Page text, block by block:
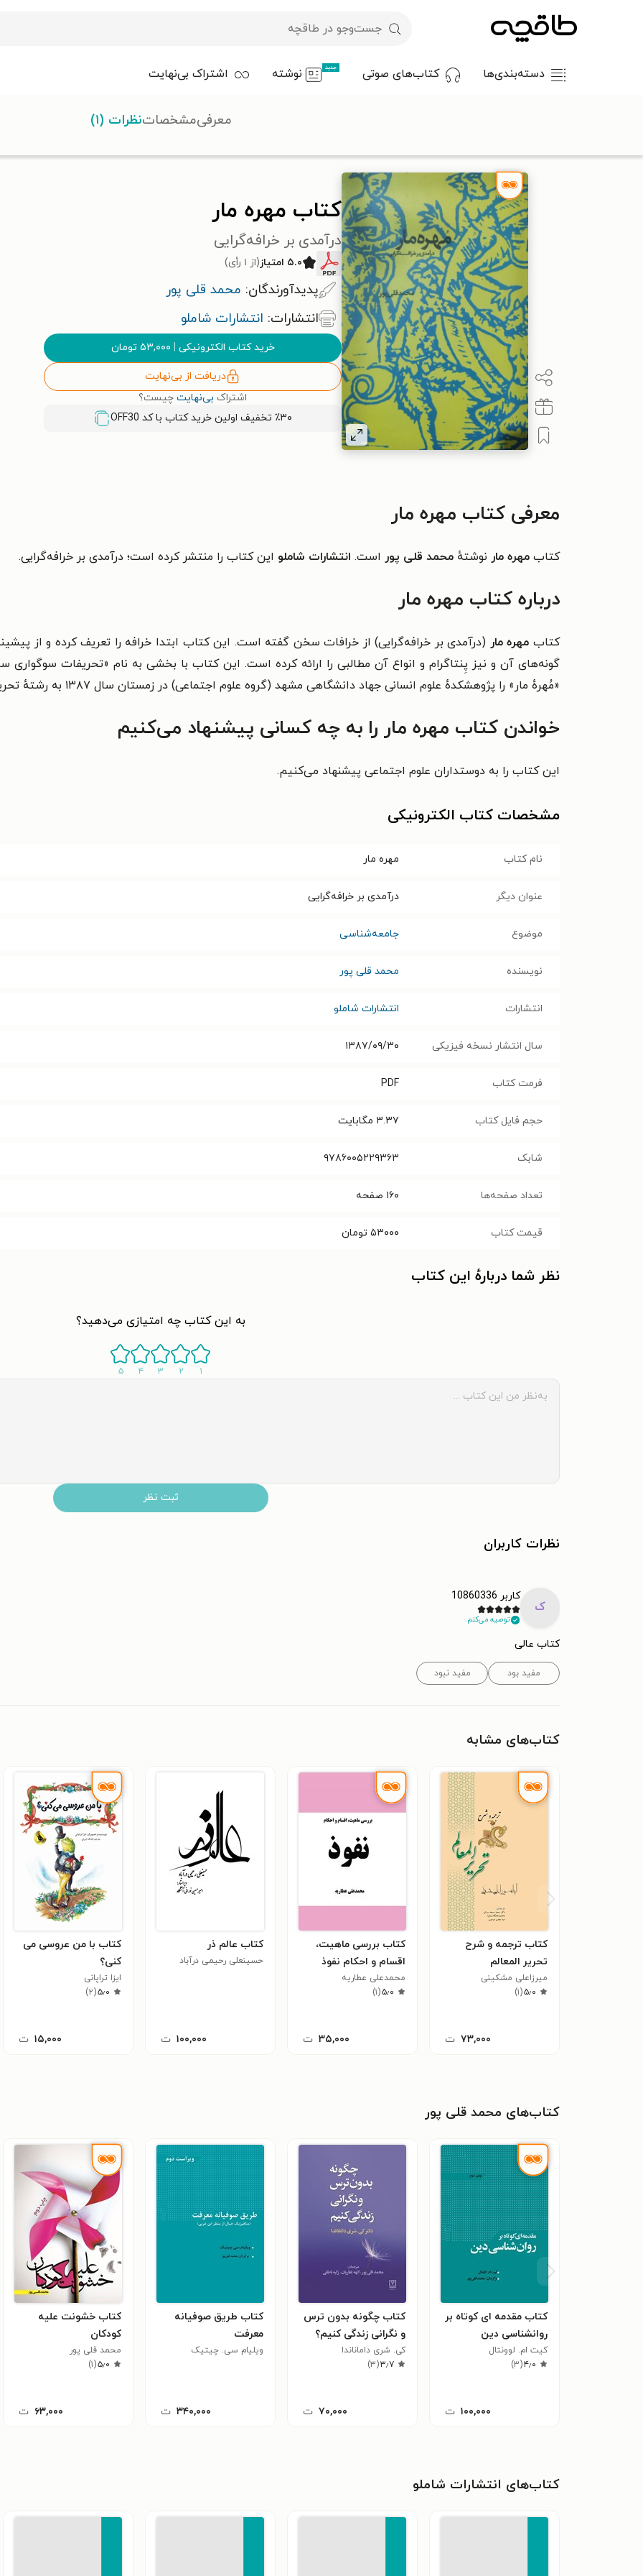
دسته‌بندی‌ها کتاب‌های صوتی جدید نوشته اشتراک بی‌نهایت
کتاب مهره مار
درآمدی بر خرافه‌گرایی
۵.۰ امتیاز (از ۱ رأی)
پدیدآورندگان: محمد قلی پور
انتشارات: انتشارات شاملو
خرید کتاب الکترونیکی ۵۳,۰۰۰ تومان
دریافت از بی‌نهایت
اشتراک بی‌نهایت چیست؟
٪۳۰ تخفیف اولین خرید کتاب با کد
OFF30
معرفیمشخصاتنظرات (۱)
معرفی کتاب مهره مار
کتاب مهره مار نوشتهٔ محمد قلی پور است. انتشارات شاملو این کتاب را منتشر کرده است؛ درآمدی بر خرافه‌گرایی.
درباره کتاب مهره مار
کتاب مهره مار (درآمدی بر خرافه‌گرایی) از خرافات سخن گفته است. این کتاب ابتدا خرافه را تعریف کرده و از
گونه‌های آن و نیز پِنتاگرام و انواع آن مطالبی را ارائه کرده است. این کتاب با بخشی به نام «تحریفات
«مُهرهٔ مار» را پژوهشکدهٔ علوم انسانی جهاد دانشگاهی مشهد (گروه علوم اجتماعی) در زمستان سال ۱۳۸۷ به رشتهٔ تحریر درآورده است.
خواندن کتاب مهره مار را به چه کسانی پیشنهاد می‌کنیم
این کتاب را به دوستداران علوم اجتماعی پیشنهاد می‌کنیم.
مشخصات کتاب الکترونیکی
نام کتاب مهره مار
عنوان دیگر درآمدی بر خرافه‌گرایی
موضوع جامعه‌شناسی
نویسنده محمد قلی پور
انتشارات انتشارات شاملو
سال انتشار نسخه فیزیکی ۱۳۸۷/۰۹/۳۰
فرمت کتاب PDF
حجم فایل کتاب ۳.۳۷ مگابایت
شابک ۹۷۸۶۰۰۵۲۲۹۳۶۳
تعداد صفحه‌ها ۱۶۰ صفحه
قیمت کتاب ۵۳۰۰۰ تومان
نظر شما دربارهٔ این کتاب
به این کتاب چه امتیازی می‌دهید؟
۱ ۲ ۳ ۴ ۵
ثبت نظر
نظرات کاربران
ک
کاربر 10860336
توصیه می‌کنم.
کتاب عالی
مفید بود مفید نبود
کتاب‌های مشابه
کتاب ترجمه و شرح
تحریر المعالم
میرزاعلی مشکینی
۵٫۰(۱)
۷۳,۰۰۰ ت
کتاب بررسی ماهیت،
اقسام و احکام نفوذ
محمدعلی عطاریه
۵٫۰(۱)
۳۵,۰۰۰ ت
کتاب عالم ذر
حسینعلی رحیمی درآباد
۱۰۰,۰۰۰ ت
کتاب با من عروسی می
کنی؟
ایزا تراپانی
۵٫۰(۲)
۱۵,۰۰۰ ت
کتاب‌های محمد قلی پور
کتاب مقدمه ای کوتاه بر
روانشناسی دین
کیت ام. لوونتال
۴٫۰(۳)
۱۰۰,۰۰۰ ت
کتاب چگونه بدون ترس
و نگرانی زندگی کنیم؟
کی. شری داماناندا
۳٫۷(۳)
۷۰,۰۰۰ ت
کتاب طریق صوفیانه
معرفت
ویلیام سی. چیتیک
۳۴۰,۰۰۰ ت
کتاب خشونت علیه
کودکان
محمد قلی پور
۵٫۰(۱)
۶۳,۰۰۰ ت
کتاب‌های انتشارات شاملو